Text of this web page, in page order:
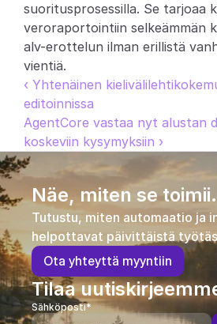
Kehittäjille
Tietoa
Varaa d
suoritusprosessilla. Se tarjoaa
veroraportointiin selkeämmän
alv-erottelun ilman erillistä
vientiä.
‹ Yhtenäinen
editoinnissa
AgentCore vastaa nyt alustan
koskeviin kysymyksiin ›
Näe, miten se toimii.
Tutustu, miten automaatio ja
helpottavat päivittäistä
Ota yhteyttä myyntiin
Tilaa
Sähköposti*